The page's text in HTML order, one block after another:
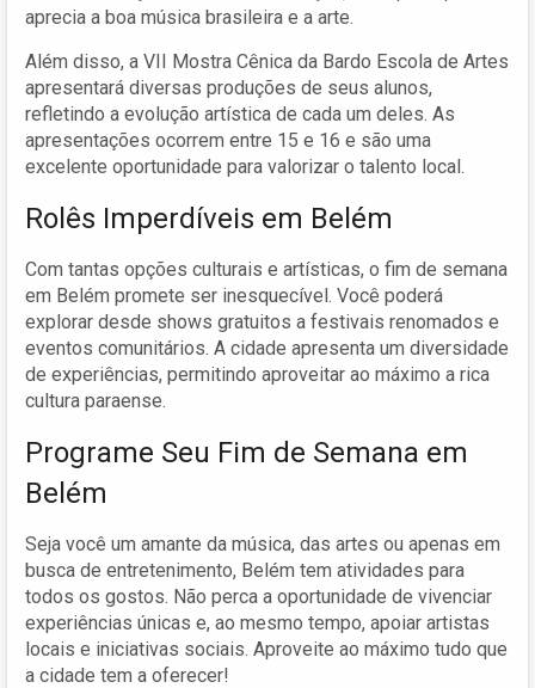
aprecia a boa música brasileira e a arte.
Além disso, a VII Mostra Cênica da Bardo Escola de Artes
apresentará diversas produções de seus alunos,
refletindo a evolução artística de cada um deles. As
apresentações ocorrem entre 15 e 16 e são uma
excelente oportunidade para valorizar o talento local.
Rolês Imperdíveis em Belém
Com tantas opções culturais e artísticas, o fim de semana
em Belém promete ser inesquecível. Você poderá
explorar desde shows gratuitos a festivais renomados e
eventos comunitários. A cidade apresenta um diversidade
de experiências, permitindo aproveitar ao máximo a rica
cultura paraense.
Programe Seu Fim de Semana em
Belém
Seja você um amante da música, das artes ou apenas em
busca de entretenimento, Belém tem atividades para
todos os gostos. Não perca a oportunidade de vivenciar
experiências únicas e, ao mesmo tempo, apoiar artistas
locais e iniciativas sociais. Aproveite ao máximo tudo que
a cidade tem a oferecer!